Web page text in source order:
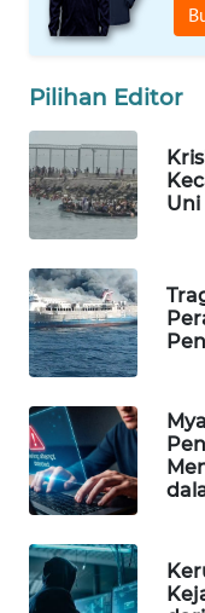
Pilihan Editor
Uni
WAHANANEWS
NET
WAHANA
SPORT
WAHANA
UMKM
WAHANA
SELEB
WAHANA
WAHANA
OTOMOTIF
WAHANA
HEALTH